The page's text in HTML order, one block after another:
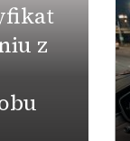
z